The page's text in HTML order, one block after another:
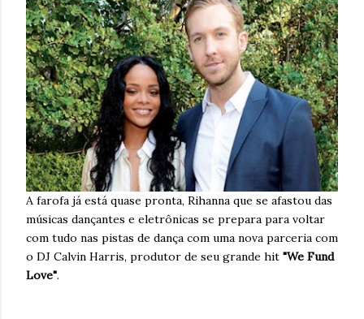
A farofa já está quase pronta, Rihanna que se afastou das
músicas dançantes e eletrônicas se prepara para voltar
com tudo nas pistas de dança com uma nova parceria com
o DJ Calvin Harris, produtor de seu grande hit "We Fund
Love".